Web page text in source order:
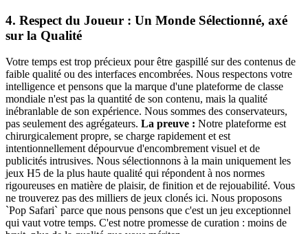
4. Respect du Joueur : Un Monde Sélectionné, axé
sur la Qualité
Votre temps est trop précieux pour être gaspillé sur des contenus de
faible qualité ou des interfaces encombrées. Nous respectons votre
intelligence et pensons que la marque d'une plateforme de classe
mondiale n'est pas la quantité de son contenu, mais la qualité
inébranlable de son expérience. Nous sommes des conservateurs,
pas seulement des agrégateurs. La preuve : Notre plateforme est
chirurgicalement propre, se charge rapidement et est
intentionnellement dépourvue d'encombrement visuel et de
publicités intrusives. Nous sélectionnons à la main uniquement les
jeux H5 de la plus haute qualité qui répondent à nos normes
rigoureuses en matière de plaisir, de finition et de rejouabilité. Vous
ne trouverez pas des milliers de jeux clonés ici. Nous proposons
`Pop Safari` parce que nous pensons que c'est un jeu exceptionnel
qui vaut votre temps. C'est notre promesse de curation : moins de